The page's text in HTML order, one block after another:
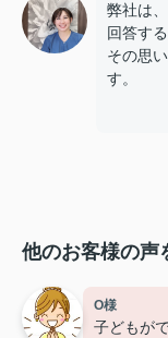
弊社は
回答す
その思
す。
他のお客様の声
O様
子どもが